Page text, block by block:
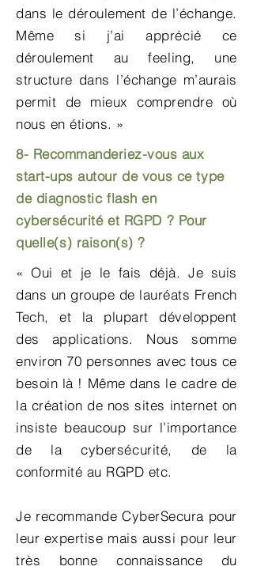
dans le déroulement de l’échange.
Même si j’ai apprécié ce
déroulement au feeling, une
structure dans l’échange m’aurais
permit de mieux comprendre où
nous en étions. »
8- Recommanderiez-vous aux
start-upsautour de vous ce type
de diagnostic flash en
cybersécurité et RGPD ? Pour
quelle(s) raison(s) ?
« Oui et je le fais déjà. Je suis
dans un groupe de lauréats French
Tech, et la plupart développent
des applications. Nous somme
environ 70 personnes avec tous ce
besoin là ! Même dans le cadre de
la création de nos sites internet on
insiste beaucoup sur l’importance
de la cybersécurité, de la
conformité au RGPD etc.
Je recommande CyberSecura pour
leur expertise mais aussi pour leur
très bonne connaissance du